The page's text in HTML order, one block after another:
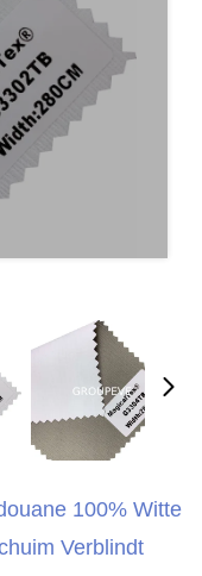
100% Witte
Verblindt